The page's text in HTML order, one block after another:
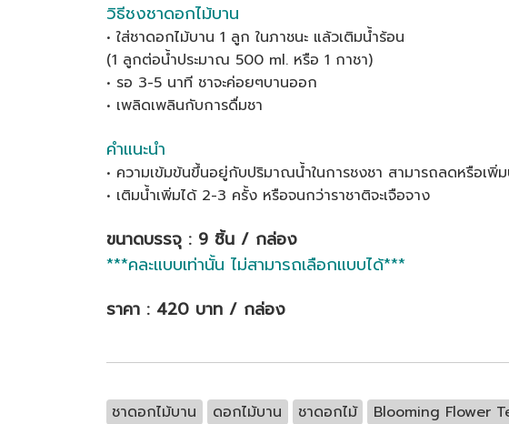
วิธีชงชาดอกไม้บาน
• ใส่ชาดอกไม้บาน 1 ลูก ในภาชนะ แล้วเติมน้ำร้อน
(1 ลูกต่อน้ำประมาณ 500 ml. หรือ 1 กาชา)
• รอ 3-5 นาที ชาจะค่อยๆบานออก
• เพลิดเพลินกับการดื่มชา
คำแนะนำ
• ความเข้มข้นขึ้นอยู่กับปริมาณน้ำในการชงชา สามารถลดหรือเ
• เติมน้ำเพิ่มได้ 2-3 ครั้ง หรือจนกว่าราชาติจะเจือจาง
ขนาดบรรจุ : 9 ชิ้น / กล่อง
***คละแบบเท่านั้น ไม่สามารถเลือกแบบได้***
ราคา : 420 บาท / กล่อง
ชาดอกไม้บาน ดอกไม้บาน ชาดอกไม้ Blooming Flower